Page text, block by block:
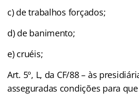
c) de trabalhos forçados;
d) de banimento;
e) cruéis;
Art. 5º, L, da CF/88 – às
asseguradas condições para